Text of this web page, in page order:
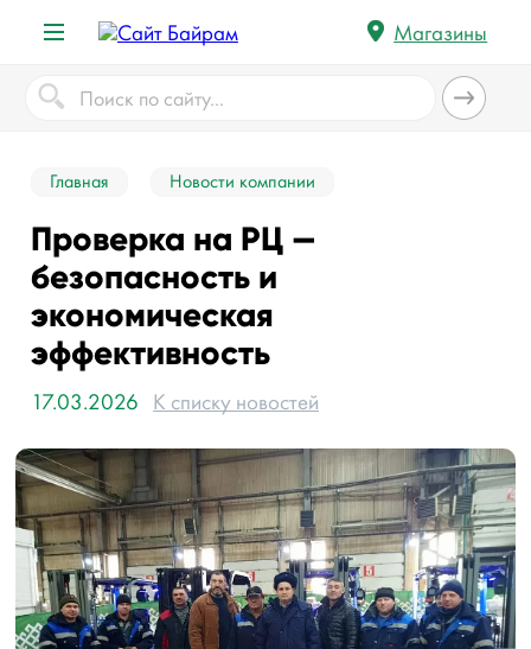
Магазины
Главная Новости компании
Проверка на РЦ —
безопасность и
экономическая
эффективность
17.03.2026 К списку новостей